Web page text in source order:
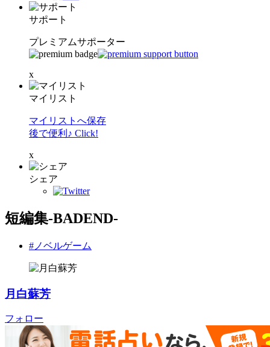
サポート
プレミアムサポーター
x
マイリスト
マイリストへ保存
後で便利♪ Click!
x
シェア
短編集-BADEND-
#ノベルゲーム
月白蘇芳
フォロー